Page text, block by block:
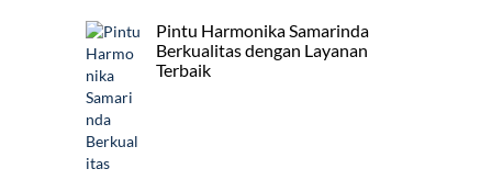
Pintu Harmonika Samarinda
Berkualitas dengan Layanan
Terbaik